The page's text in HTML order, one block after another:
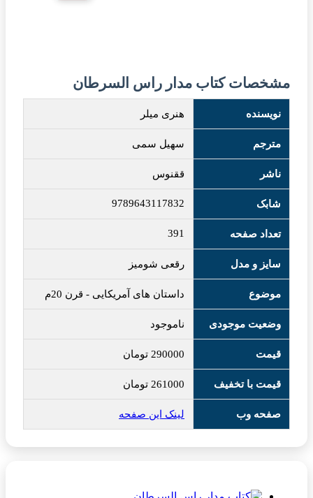
مشخصات کتاب مدار راس السرطان
نویسنده هنری میلر
مترجم سهیل سمی
ناشر ققنوس
شابک 9789643117832
تعداد صفحه 391
سایز و مدل رقعی شومیز
موضوع داستان های آمریکایی - قرن 20م
وضعیت موجودی ناموجود
قیمت 290000 تومان
قیمت با تخفیف 261000 تومان
صفحه وب لینک این صفحه